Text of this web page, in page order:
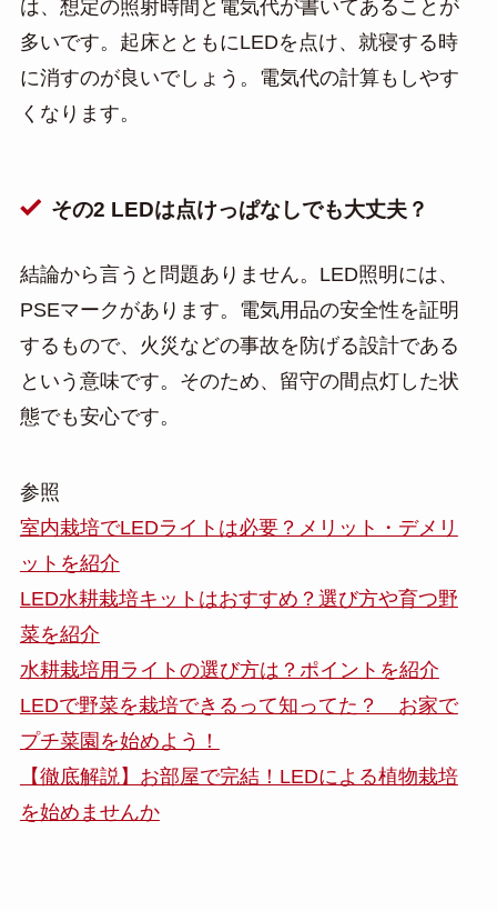
は、想定の照射時間と電気代が書いてあることが
多いです。起床とともにLEDを点け、就寝する時
に消すのが良いでしょう。電気代の計算もしやす
くなります。
その2 LEDは点けっぱなしでも大丈夫？
結論から言うと問題ありません。LED照明には、
PSEマークがあります。電気用品の安全性を証明
するもので、火災などの事故を防げる設計である
という意味です。そのため、留守の間点灯した状
態でも安心です。
参照
室内栽培でLEDライトは必要？メリット・デメリ
ットを紹介
LED水耕栽培キットはおすすめ？選び方や育つ野
菜を紹介
水耕栽培用ライトの選び方は？ポイントを紹介
LEDで野菜を栽培できるって知ってた？ お家で
プチ菜園を始めよう！
【徹底解説】お部屋で完結！LEDによる植物栽培
を始めませんか